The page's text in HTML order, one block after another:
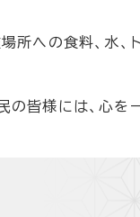
所への食料、水、
皆様には、心を